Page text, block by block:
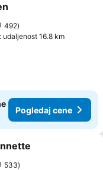
favorite
492
udaljenost 16.8 km
Pogledaj cene
favorite
533